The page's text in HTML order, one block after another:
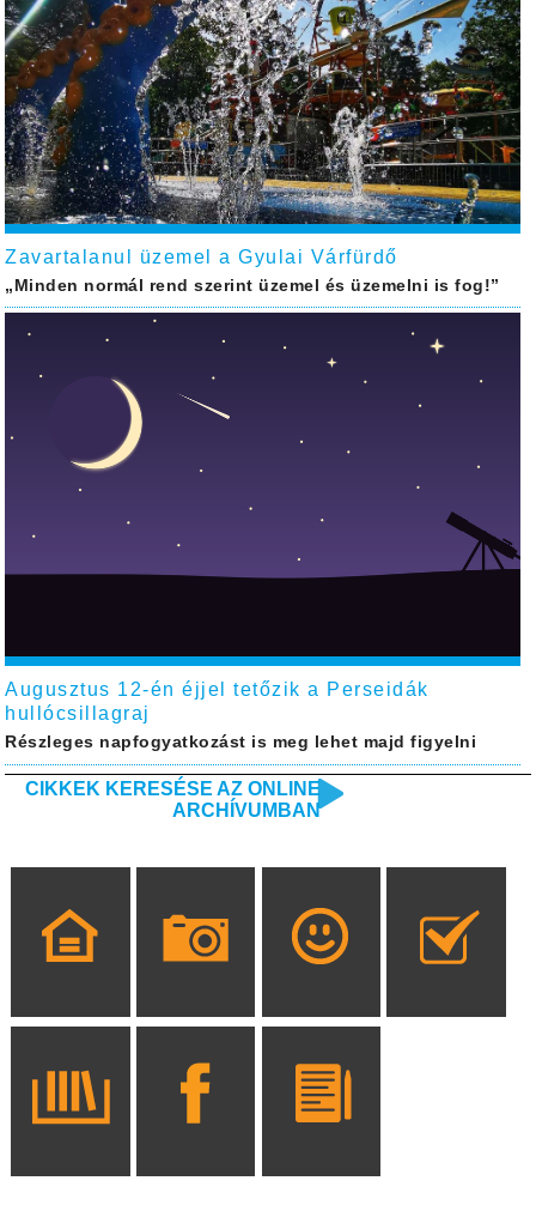
Zavartalanul üzemel a Gyulai Várfürdő
„Minden normál rend szerint üzemel és üzemelni is fog!”
Augusztus 12-én éjjel tetőzik a Perseidák
hullócsillagraj
Részleges napfogyatkozást is meg lehet majd figyelni
CIKKEK KERESÉSE AZ ONLINE
ARCHÍVUMBAN